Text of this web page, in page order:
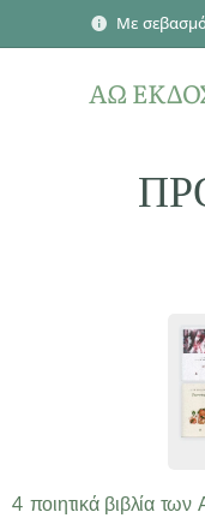
Με
ΑΩ
4 ποιητικά βιβλία των